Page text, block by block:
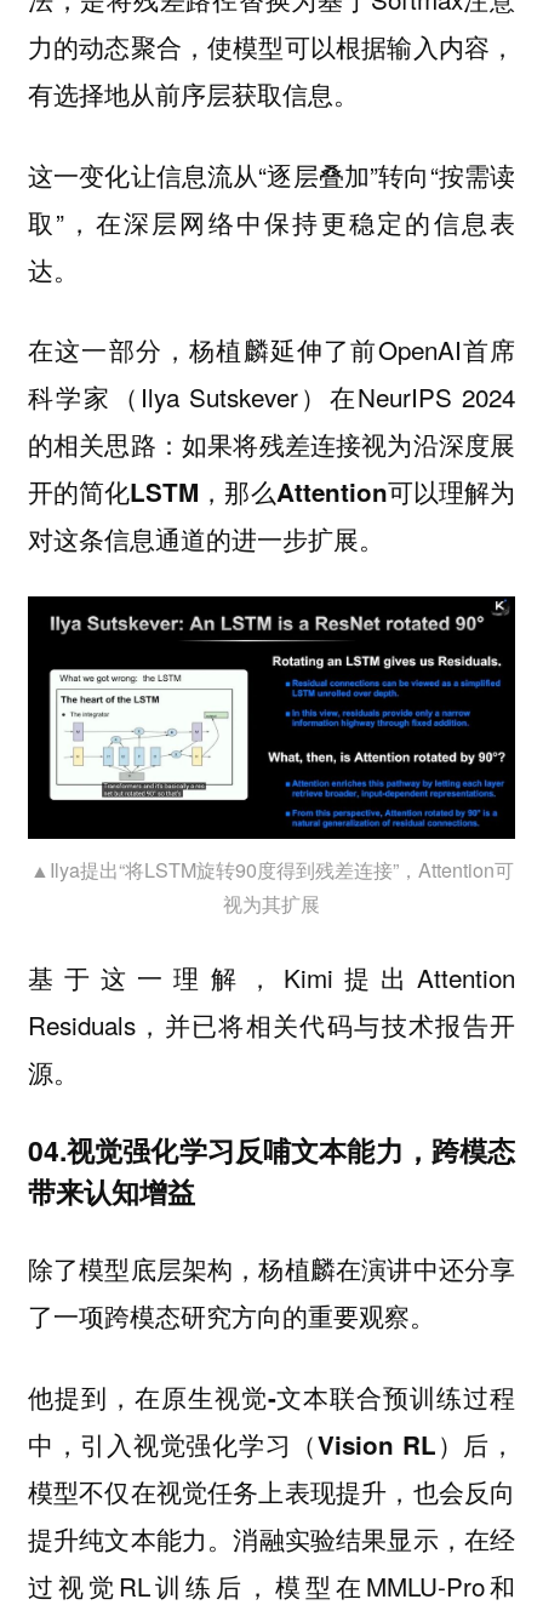
力的动态聚合，使模型可以根据输入内容，
有选择地从前序层获取信息。
这一变化让信息流从“逐层叠加”转向“按需读
取”，在深层网络中保持更稳定的信息表
达。
在这一部分，杨植麟延伸了前OpenAI首席
科学家（Ilya Sutskever）在NeurIPS 2024
的相关思路： 如果将残差连接视为沿深度展
开的简化LSTM，那么Attention可以理解为
对这条信息通道的进一步扩展。
▲Ilya提出“将LSTM旋转90度得到残差连接”，Attention可
视为其扩展
基于这一理解，Kimi提出Attention
Residuals，并已将相关代码与技术报告开
源。
04.视觉强化学习反哺文本能力，跨模态
带来认知增益
除了模型底层架构，杨植麟在演讲中还分享
了一项跨模态研究方向的重要观察。
他提到， 在原生视觉-文本联合预训练过程
中，引入视觉强化学习（Vision RL）后，
模型不仅在视觉任务上表现提升，也会反向
提升纯文本能力。消融实验结果显示，在经
过视觉RL训练后，模型在MMLU-Pro和